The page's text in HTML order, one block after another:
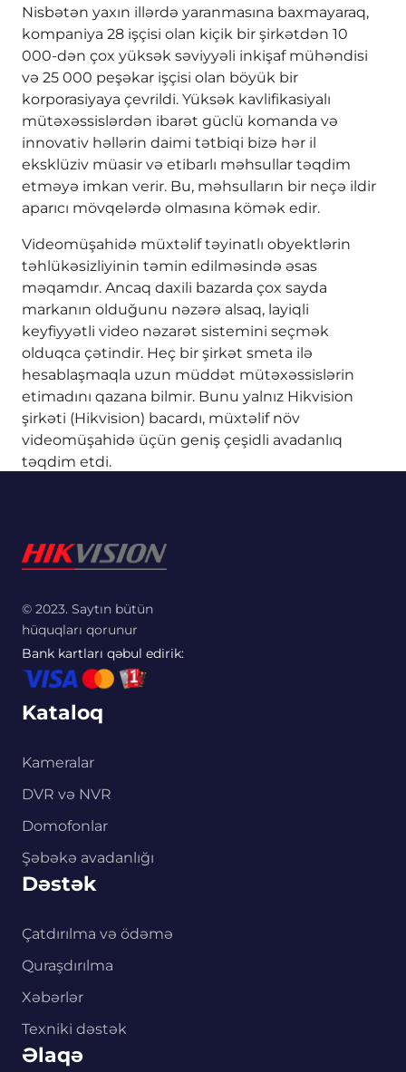
Nisbətən yaxın illərdə yaranmasına baxmayaraq,
kompaniya 28 işçisi olan kiçik bir şirkətdən 10
000-dən çox yüksək səviyyəli inkişaf mühəndisi
və 25 000 peşəkar işçisi olan böyük bir
korporasiyaya çevrildi. Yüksək kavlifikasiyalı
mütəxəssislərdən ibarət güclü komanda və
innovativ həllərin daimi tətbiqi bizə hər il
eksklüziv müasir və etibarlı məhsullar təqdim
etməyə imkan verir. Bu, məhsulların bir neçə ildir
aparıcı mövqelərdə olmasına kömək edir.
Videomüşahidə müxtəlif təyinatlı obyektlərin
təhlükəsizliyinin təmin edilməsində əsas
məqamdır. Ancaq daxili bazarda çox sayda
markanın olduğunu nəzərə alsaq, layiqli
keyfiyyətli video nəzarət sistemini seçmək
olduqca çətindir. Heç bir şirkət smeta ilə
hesablaşmaqla uzun müddət mütəxəssislərin
etimadını qazana bilmir. Bunu yalnız Hikvision
şirkəti (Hikvision) bacardı, müxtəlif növ
videomüşahidə üçün geniş çeşidli avadanlıq
təqdim etdi.
© 2023. Saytın bütün
hüquqları qorunur
Bank kartları qəbul edirik:
Kataloq
Kameralar
DVR və NVR
Domofonlar
Şəbəkə avadanlığı
Dəstək
Çatdırılma və ödəmə
Quraşdırılma
Xəbərlər
Texniki dəstək
Əlaqə